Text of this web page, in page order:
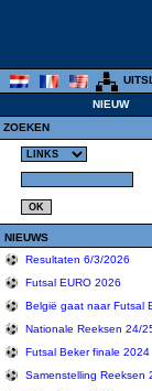
NIEUW
ZOEKEN
NIEUWS
Resultaten 6/3/2026
Futsal EURO 2026
België gaat naar Futsal
Nationale Reeksen 24/
Futsal Beker finale 2024
Samenstelling Reeksen